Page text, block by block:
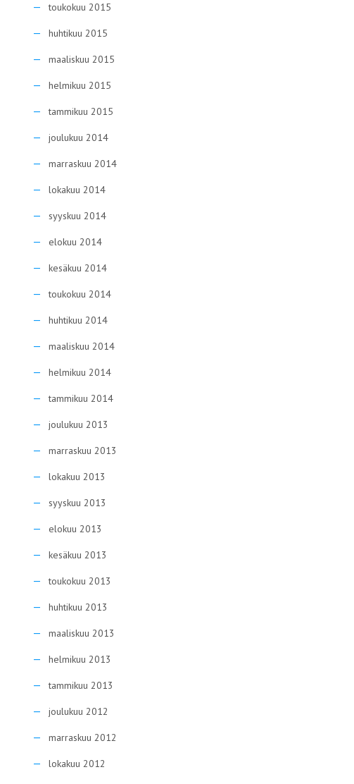
toukokuu 2015
huhtikuu 2015
maaliskuu 2015
helmikuu 2015
tammikuu 2015
joulukuu 2014
marraskuu 2014
lokakuu 2014
syyskuu 2014
elokuu 2014
kesäkuu 2014
toukokuu 2014
huhtikuu 2014
maaliskuu 2014
helmikuu 2014
tammikuu 2014
joulukuu 2013
marraskuu 2013
lokakuu 2013
syyskuu 2013
elokuu 2013
kesäkuu 2013
toukokuu 2013
huhtikuu 2013
maaliskuu 2013
helmikuu 2013
tammikuu 2013
joulukuu 2012
marraskuu 2012
lokakuu 2012